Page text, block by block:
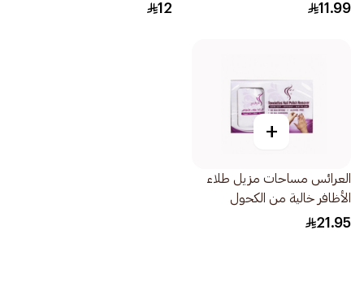
11.99
12
+
العرائس مساحات مزيل طلاء
الأظافر خالية من الكحول
20قطعة
21.95